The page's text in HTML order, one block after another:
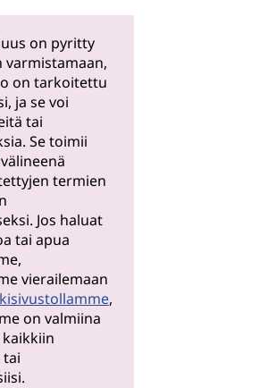
on pyritty
varmistamaan,
on tarkoitettu
ja se voi
tai
Se toimii
termien
Jos haluat
tai apua
vierailemaan
,
on valmiina
tai